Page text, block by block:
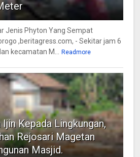
Jenis Phyton Yang Sempat
,beritagress.com, - Sekitar jam 6
kecamatan M... Readmore
Ijin Kepada Lingkungan,
Rejosari Magetan
Masjid.